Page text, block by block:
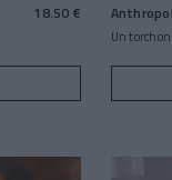
18.50 €
Un